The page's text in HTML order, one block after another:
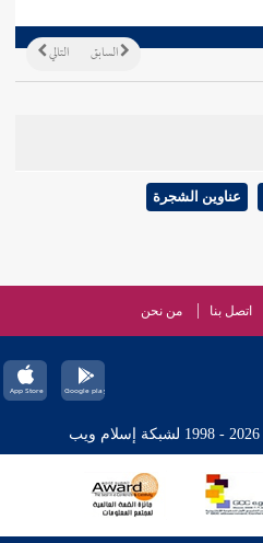
التالي السابق
عناوين الشجرة
اتصل بنا من نحن